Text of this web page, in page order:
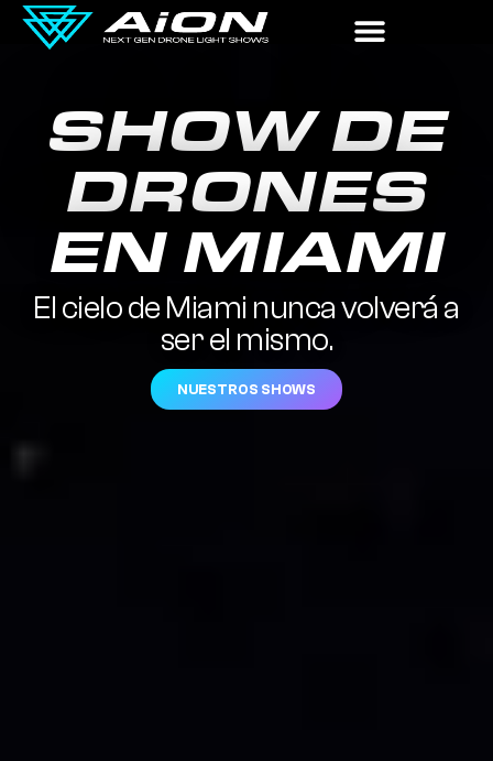
SHOW DE
DRONES
EN MIAMI
El cielo de Miami nunca volverá a
ser el mismo.
NUESTROS SHOWS